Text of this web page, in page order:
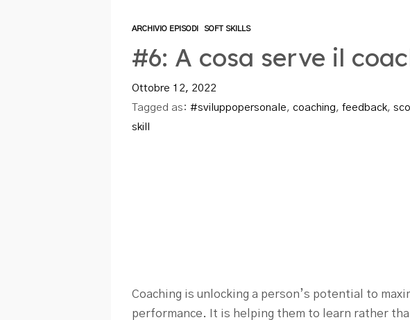
ARCHIVIO EPISODI SOFT SKILLS
#6: A cosa serve il
Ottobre 12, 2022
Tagged as: #sviluppopersonale, coaching, feedback,
skill
Coaching is unlocking a person’s potential to
performance. It is helping them to learn rather